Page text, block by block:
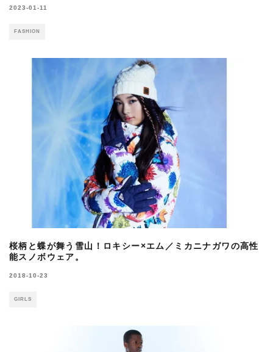
2023-01-11
FASHION
桜柄と蝶が舞う雪山！ロキシー×エム／ミカニナガワの高性
能スノボウェア。
2018-10-23
GIRLS